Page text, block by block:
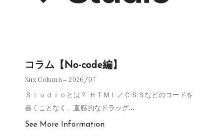
コラム【No-code編】
Xux Column 2026/07
Ｓｔｕｄｉｏとは？ ＨＴＭＬ／ＣＳＳなどのコードを
書くことなく、直感的なドラッグ…
See More Information